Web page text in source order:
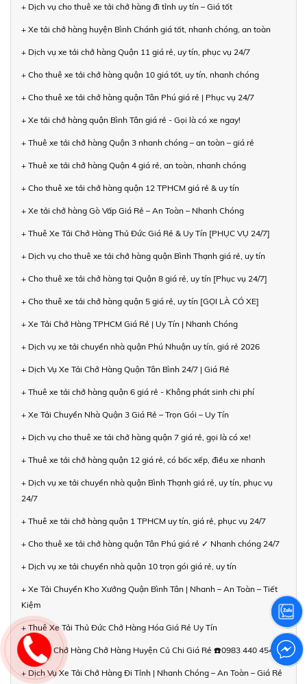
+ Dịch vụ cho thuê xe tải chở hàng đi tỉnh uy tín – Giá tốt
+ Xe tải chở hàng huyện Bình Chánh giá tốt, nhanh chóng, an toàn
+ Dịch vụ xe tải chở hàng Quận 11 giá rẻ, uy tín, phục vụ 24/7
+ Cho thuê xe tải chở hàng quận 10 giá tốt, uy tín, nhanh chóng
+ Cho thuê xe tải chở hàng quận Tân Phú giá rẻ | Phục vụ 24/7
+ Xe tải chở hàng quận Bình Tân giá rẻ - Gọi là có xe ngay!
+ Thuê xe tải chở hàng Quận 3 nhanh chóng – an toàn – giá rẻ
+ Thuê xe tải chở hàng Quận 4 giá rẻ, an toàn, nhanh chóng
+ Cho thuê xe tải chở hàng quận 12 TPHCM giá rẻ & uy tín
+ Xe tải chở hàng Gò Vấp Giá Rẻ – An Toàn – Nhanh Chóng
+ Thuê Xe Tải Chở Hàng Thủ Đức Giá Rẻ & Uy Tín [PHỤC VỤ 24/7]
+ Dịch vụ cho thuê xe tải chở hàng quận Bình Thạnh giá rẻ, uy tín
+ Cho thuê xe tải chở hàng tại Quận 8 giá rẻ, uy tín [Phục vụ 24/7]
+ Cho thuê xe tải chở hàng quận 5 giá rẻ, uy tín [GỌI LÀ CÓ XE]
+ Xe Tải Chở Hàng TPHCM Giá Rẻ | Uy Tín | Nhanh Chóng
+ Dịch vụ xe tải chuyển nhà quận Phú Nhuận uy tín, giá rẻ 2026
+ Dịch Vụ Xe Tải Chở Hàng Quận Tân Bình 24/7 | Giá Rẻ
+ Thuê xe tải chở hàng quận 6 giá rẻ - Không phát sinh chi phí
+ Xe Tải Chuyển Nhà Quận 3 Giá Rẻ – Trọn Gói – Uy Tín
+ Dịch vụ cho thuê xe tải chở hàng quận 7 giá rẻ, gọi là có xe!
+ Thuê xe tải chở hàng quận 12 giá rẻ, có bốc xếp, điều xe nhanh
+ Dịch vụ xe tải chuyển nhà quận Bình Thạnh giá rẻ, uy tín, phục vụ
24/7
+ Thuê xe tải chở hàng quận 1 TPHCM uy tín, giá rẻ, phục vụ 24/7
+ Cho thuê xe tải chở hàng quận Tân Phú giá rẻ ✓ Nhanh chóng 24/7
+ Dịch vụ xe tải chuyển nhà quận 10 trọn gói giá rẻ, uy tín
+ Xe Tải Chuyển Kho Xưởng Quận Bình Tân | Nhanh – An Toàn – Tiết
Kiệm
+ Thuê Xe Tải Thủ Đức Chở Hàng Hóa Giá Rẻ Uy Tín
+ Xe Tải Chở Hàng Chở Hàng Huyện Củ Chi Giá Rẻ ☎️0983 440 454
+ Dịch Vụ Xe Tải Chở Hàng Đi Tỉnh | Nhanh Chóng – An Toàn – Giá Rẻ